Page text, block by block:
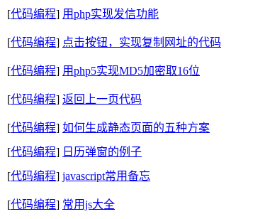
[代码编程] 用php实现发信功能
[代码编程] 点击按钮，实现复制网址的代码
[代码编程] 用php5实现MD5加密取16位
[代码编程] 返回上一页代码
[代码编程] 如何生成静态页面的五种方案
[代码编程] 日历弹窗的例子
[代码编程] javascript常用备忘
[代码编程] 常用js大全